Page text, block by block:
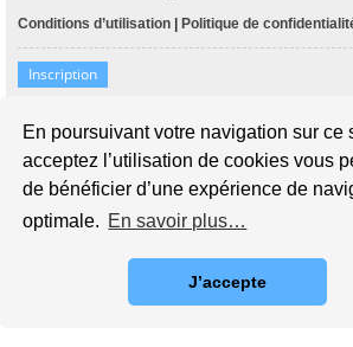
En poursuivant votre navigation sur ce
acceptez l’utilisation de cookies vous
de bénéficier d’une expérience de
optimale. En savoir plus…
J’accepte
Conditions d’utilisation | Politique de
Inscription
Supprimer les cookies